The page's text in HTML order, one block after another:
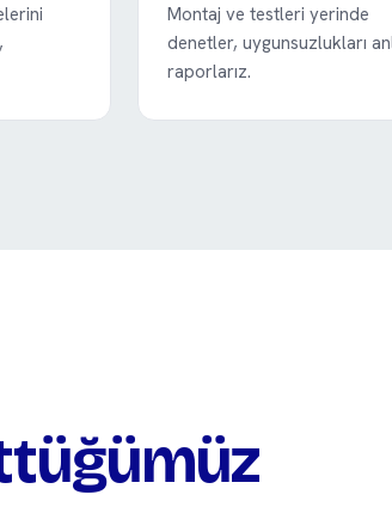
Montaj ve testleri yerinde
denetler, uygunsuzlukları
raporlarız.